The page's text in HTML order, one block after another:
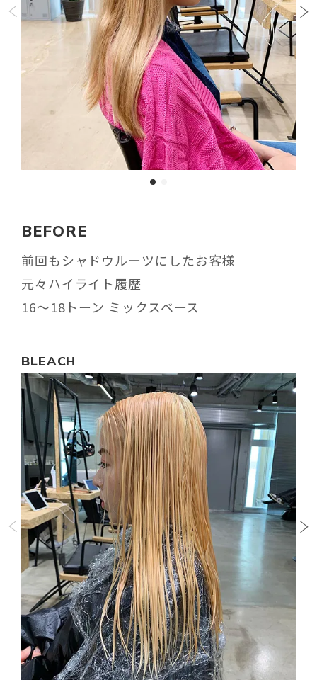
BEFORE
前回もシャドウルーツにしたお客様
元々ハイライト履歴
16〜18トーン ミックスベース
BLEACH